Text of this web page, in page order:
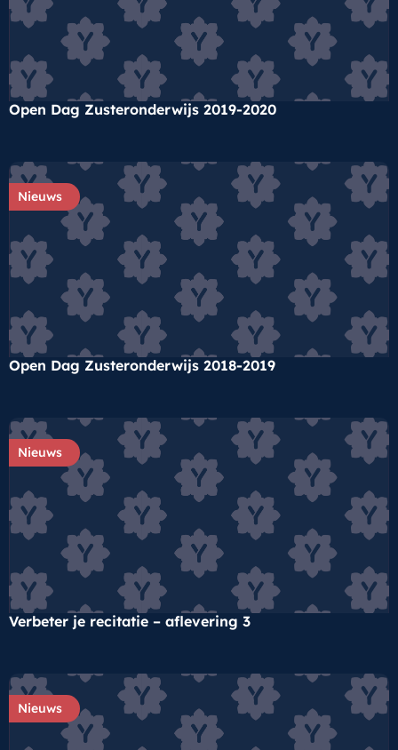
Open Dag Zusteronderwijs 2019-2020
Nieuws
Open Dag Zusteronderwijs 2018-2019
Nieuws
Verbeter je recitatie – aflevering 3
Nieuws